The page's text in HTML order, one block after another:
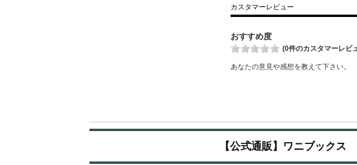
カスタマーレビュー
おすすめ度
(0件のカスタマーレビ
あなたの意見や感想を教えて下さい。
【公式通販】ワニブック